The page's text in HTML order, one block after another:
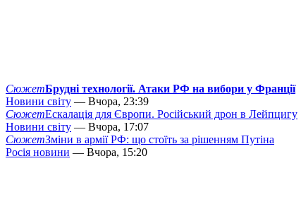
СюжетБрудні технології. Атаки РФ на вибори у Франції
Новини світу — Вчора, 23:39
СюжетЕскалація для Європи. Російський дрон в Лейпцигу
Новини світу — Вчора, 17:07
СюжетЗміни в армії РФ: що стоїть за рішенням Путіна
Росія новини — Вчора, 15:20